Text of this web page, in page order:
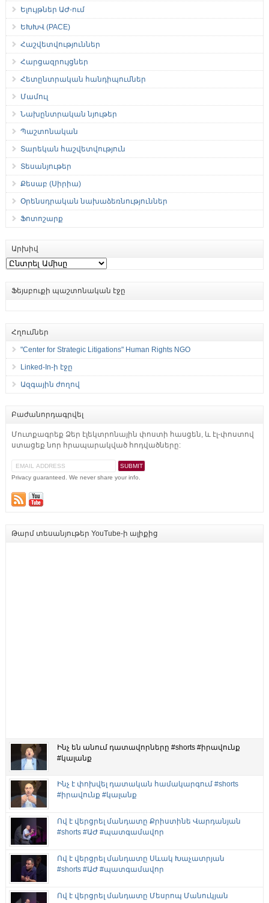
Ելույթներ ԱԺ-ում
ԵԽԽՎ (PACE)
Հաշվետվություններ
Հարցազրույցներ
Հետընտրական հանդիպումներ
Մամուլ
Նախընտրական նյութեր
Պաշտոնական
Տարեկան հաշվետվություն
Տեսանյութեր
Քեսաբ (Սիրիա)
Օրենսդրական նախաձեռնություններ
Ֆոտոշարք
Արխիվ
Արխիվ
Ֆեյսբուքի պաշտոնական էջը
Հղումներ
"Center for Strategic Litigations" Human Rights NGO
Linked-In-ի էջը
Ազգային ժողով
Բաժանորդագրվել
Մուտքագրեք Ձեր էլեկտրոնային փոստի հասցեն, և էլ-փոստով
ստացեք նոր հրապարակված հոդվածները:
Privacy guaranteed. We never share your info.
Թարմ տեսանյութեր YouTube-ի ալիքից
Ինչ են անում դատավորները #shorts #իրավունք
#կալանք
Ինչ է փոխվել դատական համակարգում #shorts
#իրավունք #կալանք
Ով է վերցրել մանդատը Քրիստինե Վարդանյան
#shorts #ԱԺ #պատգամավոր
Ով է վերցրել մանդատը Սևակ Խաչատրյան
#shorts #ԱԺ #պատգամավոր
Ով է վերցրել մանդատը Մեսրոպ Մանուկյան